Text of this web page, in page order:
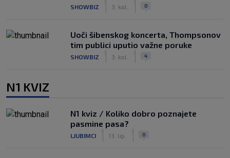
SHOWBIZ 3. kol. 0
Uoči šibenskog koncerta, Thompsonov
tim publici uputio važne poruke
SHOWBIZ 3. kol. 4
N1 KVIZ
N1 kviz / Koliko dobro poznajete
pasmine pasa?
LJUBIMCI 13. lip. 0